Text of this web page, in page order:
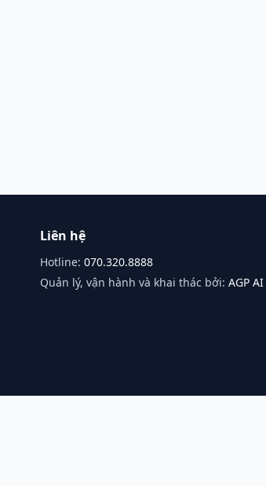
Liên hệ
Hotline: 070.320.8888
Quản lý, vận hành và khai thác bởi: AGP AI